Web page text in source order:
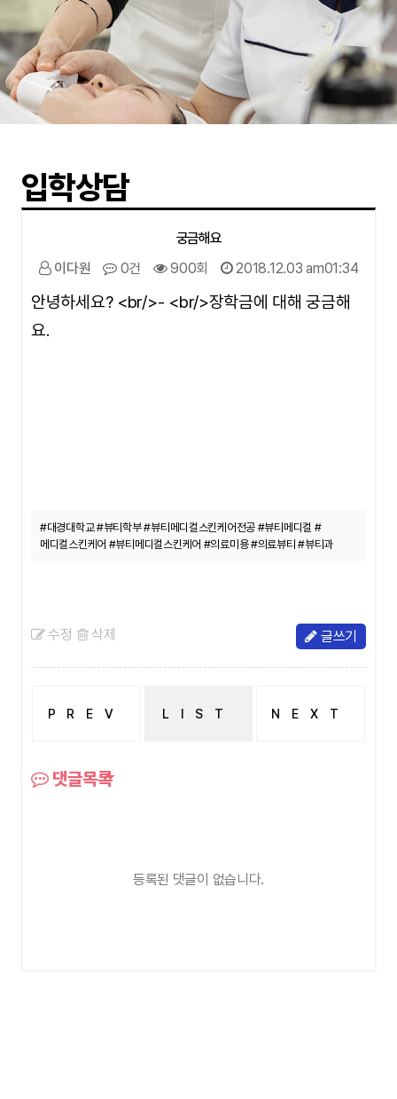
입학상담
궁금해요
이다원
0건 900회 2018.12.03 am01:34
안녕하세요? <br/>- <br/>장학금에 대해 궁금해
요.
#대경대학교 #뷰티학부 #뷰티메디컬스킨케어전공 #뷰티메디컬 #
메디컬스킨케어 #뷰티메디컬스킨케어 #의료미용 #의료뷰티 #뷰티과
수정 삭제 글쓰기
PREV
궁금
LIST NEXT
댓글목록
등록된 댓글이 없습니다.